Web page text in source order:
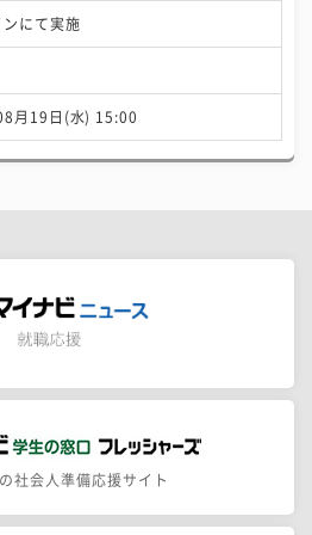
ンにて実施
月19日(水) 15:00
社会人準備応援サイト